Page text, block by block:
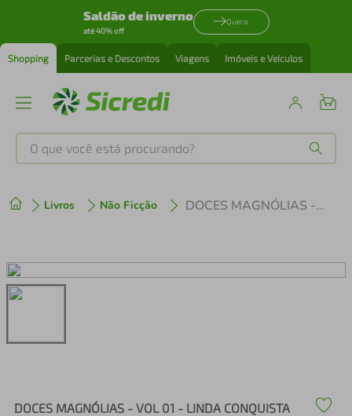
Saldão de inverno
até 40% off
Quero
Shopping Parcerias e Descontos Viagens Imóveis e Veículos
O que você está procurando?
Livros Não Ficção DOCES MAGNÓLIAS - VOL 01 - LINDA CONQUISTA
DOCES MAGNÓLIAS - VOL 01 - LINDA CONQUISTA
2º cafeteira